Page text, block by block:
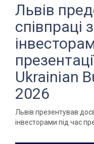
Львів
співпраці
Ukrainian
2026
Львів презентував
інвесторами під час